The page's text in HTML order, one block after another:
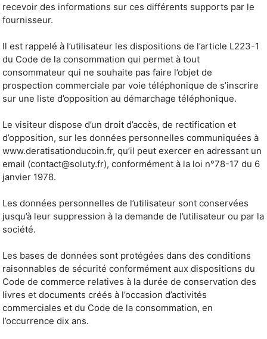
recevoir des informations sur ces différents supports par le
fournisseur.
Il est rappelé à l’utilisateur les dispositions de l’article L223-1
du Code de la consommation qui permet à tout
consommateur qui ne souhaite pas faire l’objet de
prospection commerciale par voie téléphonique de s’inscrire
sur une liste d’opposition au démarchage téléphonique.
Le visiteur dispose d’un droit d’accès, de rectification et
d’opposition, sur les données personnelles communiquées à
www.deratisationducoin.fr, qu’il peut exercer en adressant un
email (contact@soluty.fr), conformément à la loi n°78-17 du 6
janvier 1978.
Les données personnelles de l’utilisateur sont conservées
jusqu’à leur suppression à la demande de l’utilisateur ou par la
société.
Les bases de données sont protégées dans des conditions
raisonnables de sécurité conformément aux dispositions du
Code de commerce relatives à la durée de conservation des
livres et documents créés à l’occasion d’activités
commerciales et du Code de la consommation, en
l’occurrence dix ans.